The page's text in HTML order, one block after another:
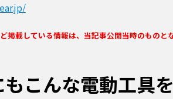
掲載している情報は、当記事公開当時のものと
もこんな電動工具